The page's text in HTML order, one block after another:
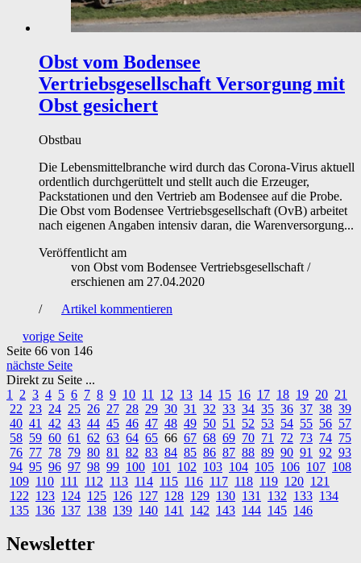
Obst vom Bodensee
Vertriebsgesellschaft Versorgung mit
Obst gesichert
Obstbau
Die Lebensmittelbranche wird durch das Corona-Virus aktuell
ordentlich durchgerüttelt und stellt auch die Erzeuger,
Packstationen und den Vertrieb am Bodensee auf die Probe.
Die Obst vom Bodensee Vertriebsgesellschaft (OvB) arbeitet
nach eigenen Angaben intensiv daran, die Warenversorgung...
Veröffentlicht am
von Obst vom Bodensee Vertriebsgesellschaft /
erschienen am 27.04.2020
/
Artikel kommentieren
vorige Seite
Seite 66 von 146
nächste Seite
Direkt zu Seite ...
1
2 3 4 5 6 7 8 9 10 11 12 13 14 15 16 17 18 19 20 21
22 23 24 25 26 27 28 29 30 31 32 33 34 35 36 37 38 39
40 41 42 43 44 45 46 47 48 49 50 51 52 53 54 55 56 57
58 59 60 61 62 63 64 65 66 67 68 69 70 71 72 73 74 75
76 77 78 79 80 81 82 83 84 85 86 87 88 89 90 91 92 93
94 95 96 97 98 99 100 101 102 103 104 105 106 107 108
109 110 111 112 113 114 115 116 117 118 119 120 121
122 123 124 125 126 127 128 129 130 131 132 133 134
135 136 137 138 139 140 141 142 143 144 145 146
Newsletter